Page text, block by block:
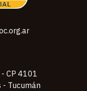
CP 4101
- Tucumán